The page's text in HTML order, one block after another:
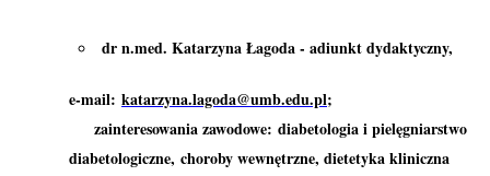
dr n.med. Katarzyna Łagoda - adiunkt dydaktyczny,
e-mail: katarzyna.lagoda@umb.edu.pl;
zainteresowania zawodowe: diabetologia i pielęgniarstwo
diabetologiczne, choroby wewnętrzne, dietetyka kliniczna